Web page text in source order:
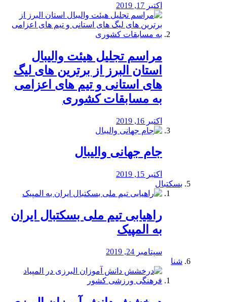
اکتبر 17, 2019
مراسم تجلیل هیئت والیبال
استان البرز از برترین های لیگ
های استانی و تیم های اعزامی
به مسابقات کشوری
اکتبر 16, 2019
جام جهانی والیبال
اکتبر 15, 2019
بسکتبال
راهیابی تیم ملی بسکتبال ایران
به المپیک
سپتامبر 24, 2019
شنا